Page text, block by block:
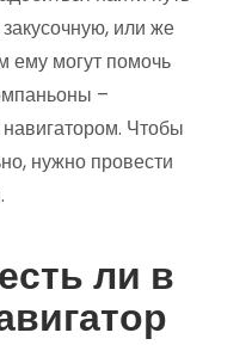
или же
ему могут помочь
–
Чтобы
нужно провести
ли в